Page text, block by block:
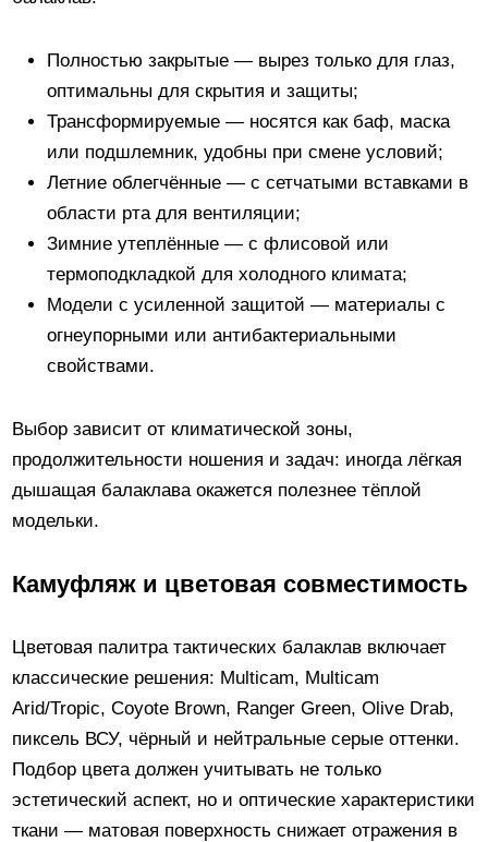
Полностью закрытые — вырез только для глаз,
оптимальны для скрытия и защиты;
Трансформируемые — носятся как баф, маска
или подшлемник, удобны при смене условий;
Летние облегчённые — с сетчатыми вставками в
области рта для вентиляции;
Зимние утеплённые — с флисовой или
термоподкладкой для холодного климата;
Модели с усиленной защитой — материалы с
огнеупорными или антибактериальными
свойствами.
Выбор зависит от климатической зоны,
продолжительности ношения и задач: иногда лёгкая
дышащая балаклава окажется полезнее тёплой
модельки.
Камуфляж и цветовая совместимость
Цветовая палитра тактических балаклав включает
классические решения: Multicam, Multicam
Arid/Tropic, Coyote Brown, Ranger Green, Olive Drab,
пиксель ВСУ, чёрный и нейтральные серые оттенки.
Подбор цвета должен учитывать не только
эстетический аспект, но и оптические характеристики
ткани — матовая поверхность снижает отражения в